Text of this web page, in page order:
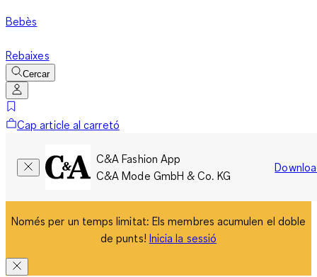
Bebès
Rebaixes
Cercar
Cap article al carretó
C&A Fashion App
C&A Mode GmbH & Co. KG
Només per un temps limitat: Els membres acumulen el doble
de punts! Inicia la sessió